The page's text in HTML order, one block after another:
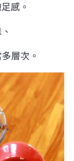
感。
、
多層次 。